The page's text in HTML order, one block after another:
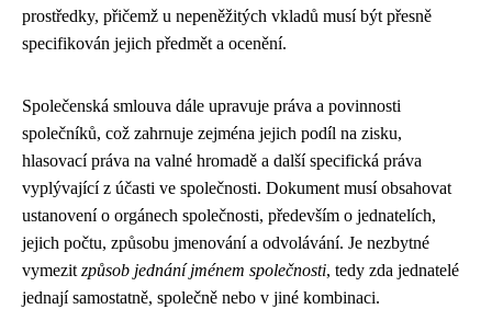
prostředky, přičemž u nepeněžitých vkladů musí být přesně
specifikován jejich předmět a ocenění.
Společenská smlouva dále upravuje práva a povinnosti
společníků, což zahrnuje zejména jejich podíl na zisku,
hlasovací práva na valné hromadě a další specifická práva
vyplývající z účasti ve společnosti. Dokument musí obsahovat
ustanovení o orgánech společnosti, především o jednatelích,
jejich počtu, způsobu jmenování a odvolávání. Je nezbytné
vymezit způsob jednání jménem společnosti, tedy zda jednatelé
jednají samostatně, společně nebo v jiné kombinaci.